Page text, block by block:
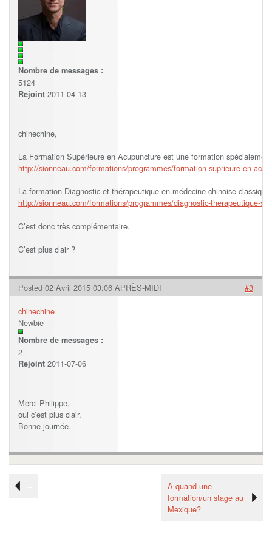
Nombre de messages :
5124
Rejoint 2011-04-13
chinechine,
La Formation Supérieure en Acupuncture est une formation
http://sionneau.com/formations/programmes/formation-suprieure-en-
La formation Diagnostic et thérapeutique en médecine chinoise
http://sionneau.com/formations/programmes/diagnostic-therapeutique-
C’est donc très complémentaire.
C’est plus clair ?
Posted 02 Avril 2015 03:06 APRÈS-MIDI #3
chinechine
Newbie
Nombre de messages :
2
Rejoint 2011-07-06
Merci Philippe,
oui c’est plus clair.
Bonne journée.
A quand une
formation/un stage au
Mexique?
--